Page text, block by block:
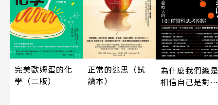
完美歐姆蛋的化
學（二版）
正常的迷思（試
讀本）
為什麼我們總是
相信自己是對